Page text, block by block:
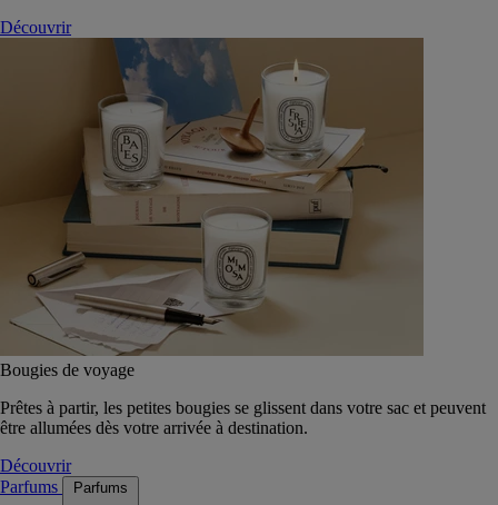
Découvrir
Bougies de voyage
Prêtes à partir, les petites bougies se glissent dans votre sac et peuvent
être allumées dès votre arrivée à destination.
Découvrir
Parfums
Parfums